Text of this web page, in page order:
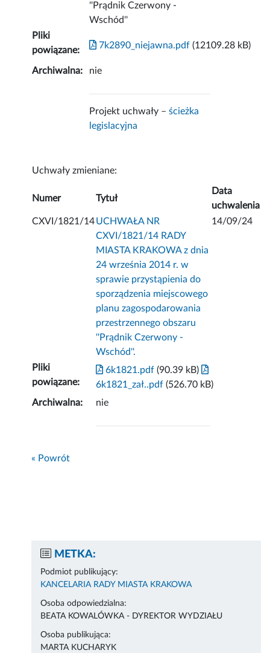
''Prądnik Czerwony -
Wschód''
Pliki
powiązane:
7k2890_niejawna.pdf (12109.28 kB)
Archiwalna: nie
Projekt uchwały –ścieżka
legislacyjna
Uchwały zmieniane:
Numer Tytuł
Data
uchwalenia
CXVI/1821/14UCHWAŁA NR
CXVI/1821/14 RADY
MIASTA KRAKOWA z dnia
24 września 2014 r. w
sprawie przystąpienia do
sporządzenia miejscowego
planu zagospodarowania
przestrzennego obszaru
''Prądnik Czerwony -
Wschód''.
14/09/24
Pliki
powiązane:
6k1821.pdf (90.39 kB)
6k1821_zał..pdf (526.70 kB)
Archiwalna:
nie
« Powrót
METKA:
Podmiot publikujący:
KANCELARIA RADY MIASTA KRAKOWA
Osoba odpowiedzialna:
BEATA KOWALÓWKA - DYREKTOR WYDZIAŁU
Osoba publikująca:
MARTA KUCHARYK